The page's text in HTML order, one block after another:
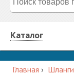
Каталог
Главная › Шланги